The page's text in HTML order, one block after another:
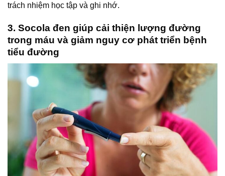
trách nhiệm học tập và ghi nhớ.
3. Socola đen giúp cải thiện lượng đường
trong máu và giảm nguy cơ phát triển bệnh
tiểu đường